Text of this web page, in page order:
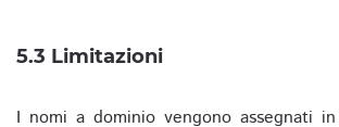
5.3 Limitazioni
I nomi a dominio vengono assegnati